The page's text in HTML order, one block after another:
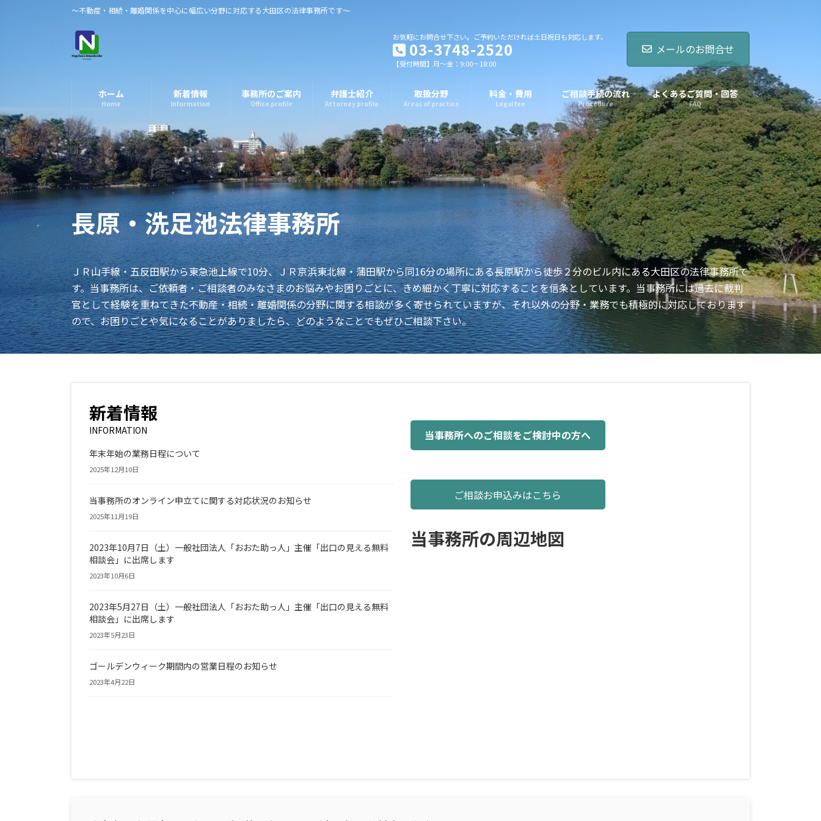
キ
ッ
プ
に
移
動
～不動産・相続・離婚関係を中心に幅広い分野に対応する大田区の法律事務所です～
お気軽にお問合せ下さい。ご予約いただければ土日祝日も対応します。
03-3748-2520
【受付時間】月～金：9:00－18:00
メールのお問合せ
ホーム
Home
新着情報
Information
事務所のご案内
Office profile
弁護士紹介
Attorney profile
取扱分野
Areas of practice
料金・費用
Legal fee
ご相談手続の流れ
Procedure
よくあるご質問・回答
FAQ
長原・洗足池法律事務所
ＪＲ山手線・五反田駅から東急池上線で10分、ＪＲ京浜東北線・蒲田駅から同16分の場所にある長原駅から徒歩２分のビル内にある大田区の法律事務所で
す。当事務所は、ご依頼者・ご相談者のみなさまのお悩みやお困りごとに、きめ細かく丁寧に対応することを信条としています。当事務所には過去に裁判
官として経験を重ねてきた不動産・相続・離婚関係の分野に関する相談が多く寄せられていますが、それ以外の分野・業務でも積極的に対応しております
ので、お困りごとや気になることがありましたら、どのようなことでもぜひご相談下さい。
新着情報
INFORMATION
年末年始の業務日程について
2025年12月10日
当事務所のオンライン申立てに関する対応状況のお知らせ
2025年11月19日
2023年10月7日（土）一般社団法人「おおた助っ人」主催「出口の見える無料
相談会」に出席します
2023年10月6日
2023年5月27日（土）一般社団法人「おおた助っ人」主催「出口の見える無料
相談会」に出席します
2023年5月23日
ゴールデンウィーク期間内の営業日程のお知らせ
2023年4月22日
当事務所へのご相談をご検討中の方へ
ご相談お申込みはこちら
当事務所の周辺地図